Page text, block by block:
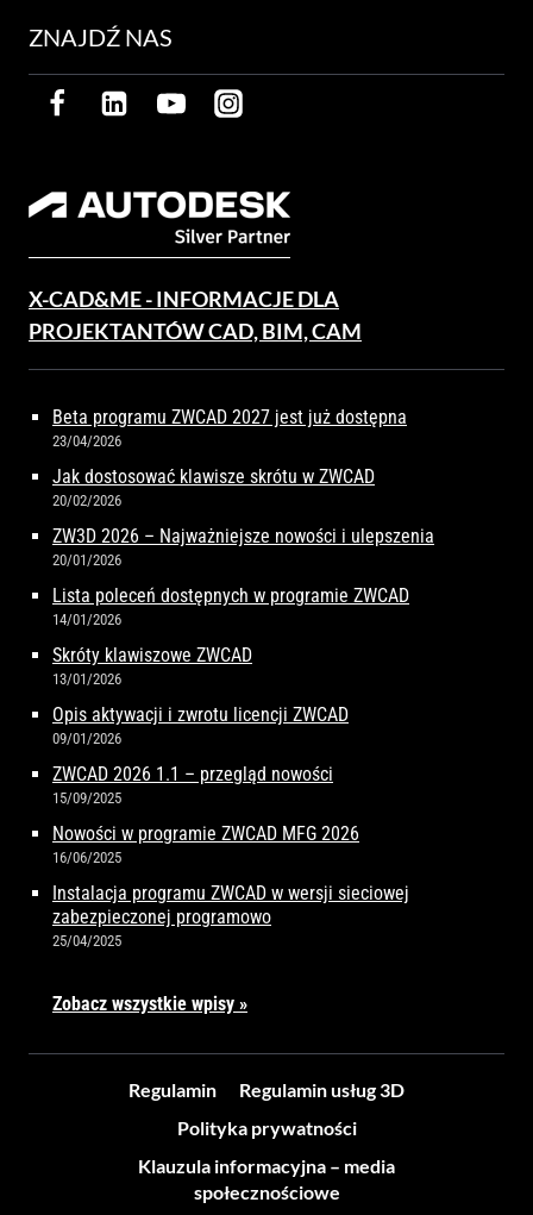
ZNAJDŹ NAS
X-CAD&ME - INFORMACJE DLA
PROJEKTANTÓW CAD, BIM, CAM
Beta programu ZWCAD 2027 jest już dostępna
23/04/2026
Jak dostosować klawisze skrótu w ZWCAD
20/02/2026
ZW3D 2026 – Najważniejsze nowości i ulepszenia
20/01/2026
Lista poleceń dostępnych w programie ZWCAD
14/01/2026
Skróty klawiszowe ZWCAD
13/01/2026
Opis aktywacji i zwrotu licencji ZWCAD
09/01/2026
ZWCAD 2026 1.1 – przegląd nowości
15/09/2025
Nowości w programie ZWCAD MFG 2026
16/06/2025
Instalacja programu ZWCAD w wersji sieciowej
zabezpieczonej programowo
25/04/2025
Zobacz wszystkie wpisy »
Regulamin
Regulamin usług 3D
Polityka prywatności
Klauzula informacyjna – media
społecznościowe